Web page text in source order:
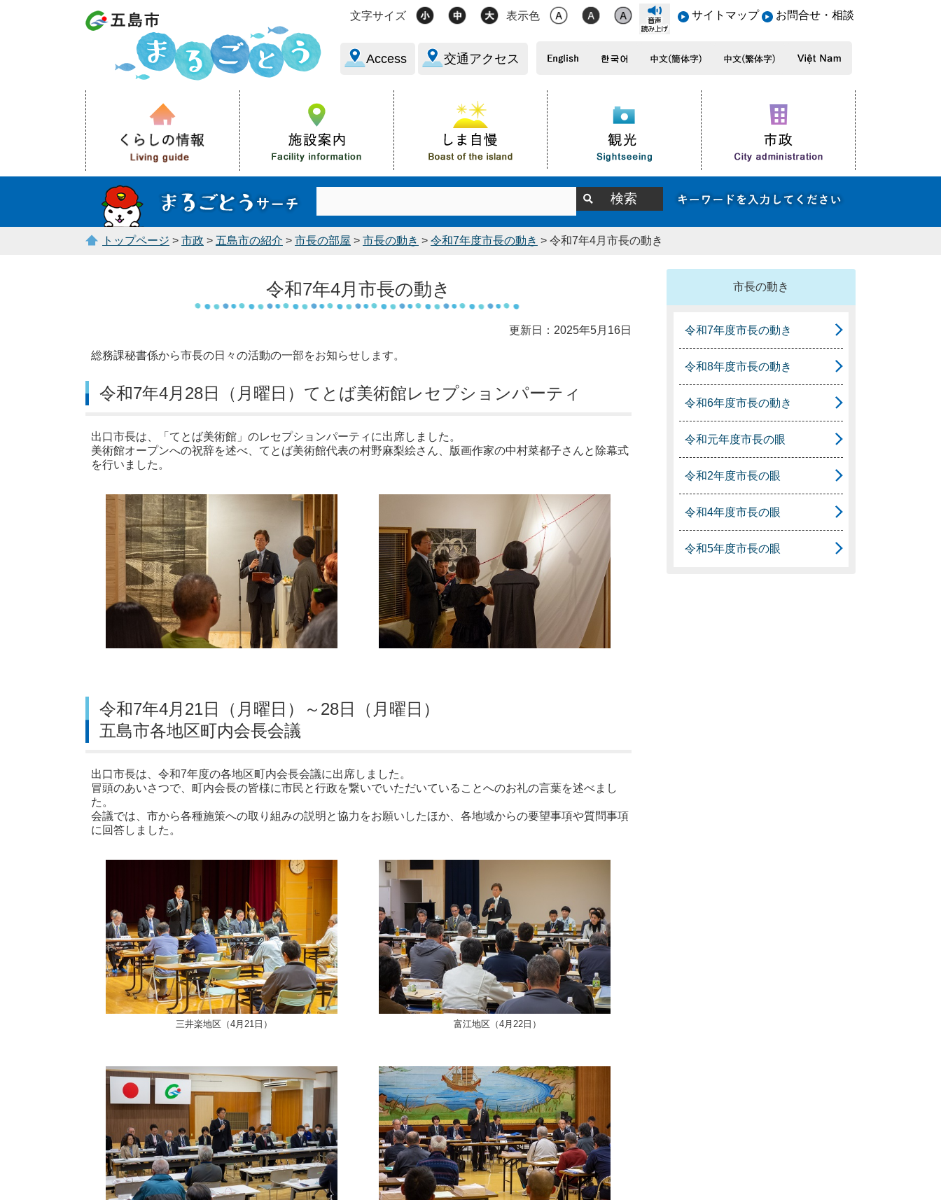
文字サイズ 表示色 サイトマップ お問合せ・相談
Access 交通アクセス
トップページ > 市政 > 五島市の紹介 > 市長の部屋 > 市長の動き > 令和7年度市長の動き > 令和7年4月市長の動き
令和7年4月市長の動き
更新日：2025年5月16日
総務課秘書係から市長の日々の活動の一部をお知らせします。
令和7年4月28日（月曜日）てとば美術館レセプションパーティ
出口市長は、「てとば美術館」のレセプションパーティに出席しました。
美術館オープンへの祝辞を述べ、てとば美術館代表の村野麻梨絵さん、版画作家の中村菜都子さんと除幕式
を行いました。
令和7年4月21日（月曜日）～28日（月曜日）
五島市各地区町内会長会議
出口市長は、令和7年度の各地区町内会長会議に出席しました。
冒頭のあいさつで、町内会長の皆様に市民と行政を繋いでいただいていることへのお礼の言葉を述べまし
た。
会議では、市から各種施策への取り組みの説明と協力をお願いしたほか、各地域からの要望事項や質問事項
に回答しました。
三井楽地区（4月21日） 富江地区（4月22日）
市長の動き
令和7年度市長の動き
令和8年度市長の動き
令和6年度市長の動き
令和元年度市長の眼
令和2年度市長の眼
令和4年度市長の眼
令和5年度市長の眼